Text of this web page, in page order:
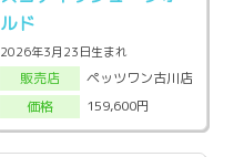
ルド
2026年3月23日生まれ
販売店
ペッツワン古川店
価格
159,600円